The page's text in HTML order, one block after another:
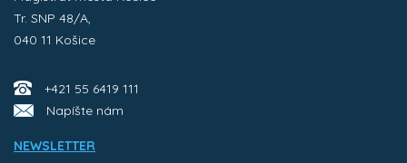
Tr. SNP 48/A,
040 11 Košice
+421 55 6419 111
Napíšte nám
NEWSLETTER